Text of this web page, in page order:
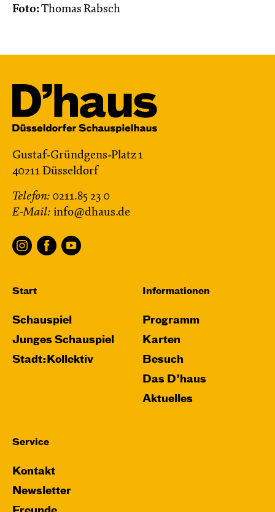
Foto:Thomas Rabsch
Gustaf-Gründgens-Platz 1
40211 Düsseldorf
Telefon: 0211.85 23 0
E-Mail: info@dhaus.de
Start
Schauspiel
Junges Schauspiel
Stadt:Kollektiv
Informationen
Programm
Karten
Besuch
Das D’haus
Aktuelles
Service
Kontakt
Newsletter